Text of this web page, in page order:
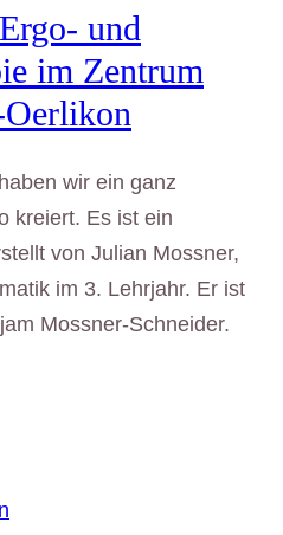
und
im Zentrum
wir ein ganz
kreiert. Es ist ein
von Julian Mossner,
im 3. Lehrjahr. Er ist
Mossner-Schneider.